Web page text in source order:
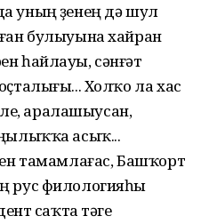
уның үҙенең дә шул
булыуына хайран
һайлауы, сәнғәт
Холҡо ла хас
аралашыусан,
асыҡ...
тамамлағас, Башҡорт
рус филологияһы
саҡта тәүге